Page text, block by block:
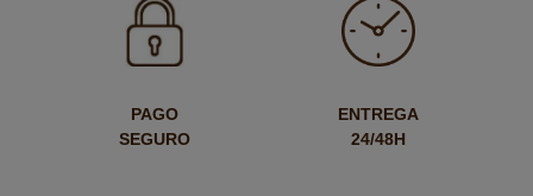
PAGO
SEGURO
ENTREGA
24/48H